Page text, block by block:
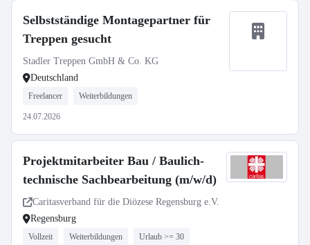
Selbstständige Montagepartner für
Treppen gesucht
Stadler Treppen GmbH & Co. KG
Deutschland
Freelancer Weiterbildungen
24.07.2026
Projektmitarbeiter Bau / Baulich-
technische Sachbearbeitung (m/w/d)
Caritasverband für die Diözese Regensburg e.V.
Regensburg
Vollzeit Weiterbildungen Urlaub >= 30